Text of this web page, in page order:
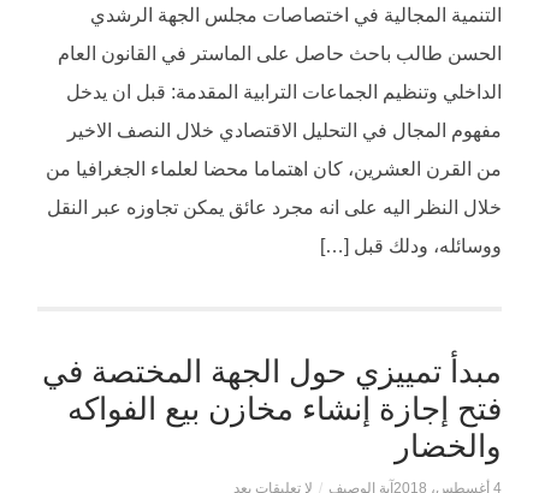
التنمية المجالية في اختصاصات مجلس الجهة الرشدي
الحسن طالب باحث حاصل على الماستر في القانون العام
الداخلي وتنظيم الجماعات الترابية المقدمة: قبل ان يدخل
مفهوم المجال في التحليل الاقتصادي خلال النصف الاخير
من القرن العشرين، كان اهتماما محضا لعلماء الجغرافيا من
خلال النظر اليه على انه مجرد عائق يمكن تجاوزه عبر النقل
ووسائله، ودلك قبل […]
مبدأ تمييزي حول الجهة المختصة في
فتح إجازة إنشاء مخازن بيع الفواكه
والخضار
4 أغسطس، 2018 آية الوصيف / لا تعليقات بعد